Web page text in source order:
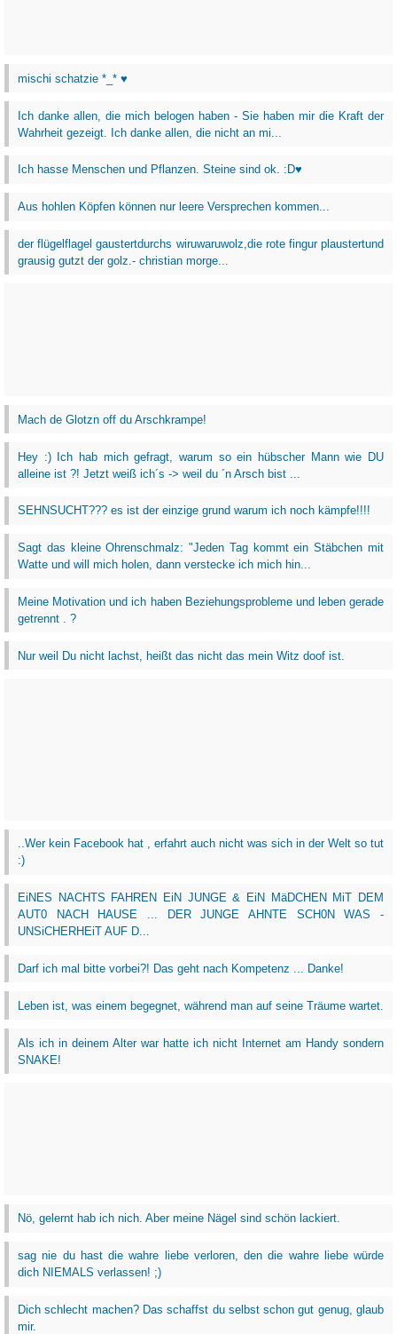
mischi schatzie *_* ♥
Ich danke allen, die mich belogen haben - Sie haben mir die Kraft der
Wahrheit gezeigt. Ich danke allen, die nicht an mi...
Ich hasse Menschen und Pflanzen. Steine sind ok. :D♥
Aus hohlen Köpfen können nur leere Versprechen kommen...
der flügelflagel gaustertdurchs wiruwaruwolz,die rote fingur plaustertund
grausig gutzt der golz.- christian morge...
Mach de Glotzn off du Arschkrampe!
Hey :) Ich hab mich gefragt, warum so ein hübscher Mann wie DU
alleine ist ?! Jetzt weiß ich´s -> weil du ´n Arsch bist ...
SEHNSUCHT??? es ist der einzige grund warum ich noch kämpfe!!!!
Sagt das kleine Ohrenschmalz: "Jeden Tag kommt ein Stäbchen mit
Watte und will mich holen, dann verstecke ich mich hin...
Meine Motivation und ich haben Beziehungsprobleme und leben gerade
getrennt . ?
Nur weil Du nicht lachst, heißt das nicht das mein Witz doof ist.
..Wer kein Facebook hat , erfahrt auch nicht was sich in der Welt so tut
:)
EiNES NACHTS FAHREN EiN JUNGE & EiN MäDCHEN MiT DEM
AUT0 NACH HAUSE ... DER JUNGE AHNTE SCH0N WAS -
UNSiCHERHEiT AUF D...
Darf ich mal bitte vorbei?! Das geht nach Kompetenz ... Danke!
Leben ist, was einem begegnet, während man auf seine Träume wartet.
Als ich in deinem Alter war hatte ich nicht Internet am Handy sondern
SNAKE!
Nö, gelernt hab ich nich. Aber meine Nägel sind schön lackiert.
sag nie du hast die wahre liebe verloren, den die wahre liebe würde
dich NIEMALS verlassen! ;)
Dich schlecht machen? Das schaffst du selbst schon gut genug, glaub
mir.